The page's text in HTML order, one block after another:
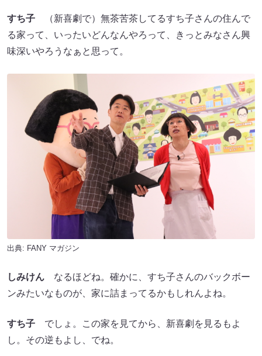
すち子 （新喜劇で）無茶苦茶してるすち子さんの住んで
る家って、いったいどんなんやろって、きっとみなさん興
味深いやろうなぁと思って。
出典: FANY マガジン
しみけん なるほどね。確かに、すち子さんのバックボー
ンみたいなものが、家に詰まってるかもしれんよね。
すち子 でしょ。この家を見てから、新喜劇を見るもよ
し。その逆もよし、でね。